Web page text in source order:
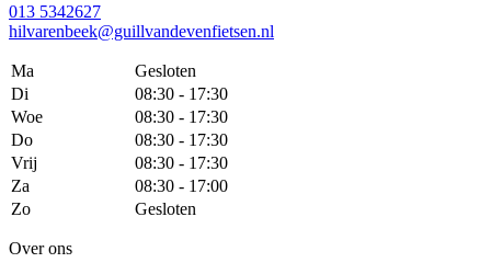
013 5342627
hilvarenbeek@guillvandevenfietsen.nl
Ma
Gesloten
Di
08:30 - 17:30
Woe
08:30 - 17:30
Do
08:30 - 17:30
Vrij
08:30 - 17:30
Za
08:30 - 17:00
Zo
Gesloten
Over ons